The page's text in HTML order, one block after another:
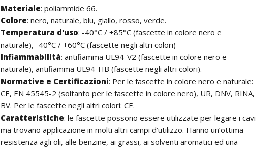
Materiale:poliammide 66.
Colore: nero, naturale, blu, giallo, rosso, verde.
Temperatura d'uso: -40°C / +85°C (fascette in colore nero e
naturale), -40°C / +60°C (fascette negli altri colori)
Infiammabilità:antifiamma UL94-V2 (fascette in colore nero e
naturale), antifiamma UL94-HB (fascette negli altri colori).
Normative e Certificazioni: Per le fascette in colore nero e naturale:
CE, EN 45545-2 (soltanto per le fascette in colore nero), UR, DNV, RINA,
BV. Per le fascette negli altri colori: CE.
Caratteristiche: le fascette possono essere utilizzate per legare i cavi
ma trovano applicazione in molti altri campi d’utilizzo. Hanno un’ottima
resistenza agli oli, alle benzine, ai grassi, ai solventi aromatici ed una